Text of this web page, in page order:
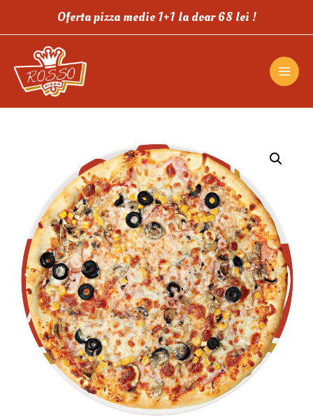
Oferta pizza medie 1+1 la doar 68 lei !